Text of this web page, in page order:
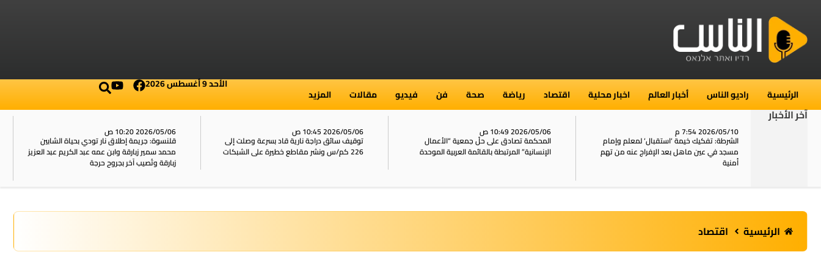
الرئيسية راديو الناس أخبار العالم اخبار محلية اقتصاد رياضة صحة فن فيديو مقالات المزيد
الأحد 9 أغسطس 2026
آخر الأخبار
2026/05/10 7:54 م
الشرطة: تفكيك خيمة ‘استقبال‘ لمعلم وإمام
مسجد في عين ماهل بعد الإفراج عنه من تهم
أمنية
2026/05/06 10:49 ص
المحكمة تصادق على حلّ جمعية “الأعمال
الإنسانية” المرتبطة بالقائمة العربية الموحدة
2026/05/06 10:45 ص
توقيف سائق دراجة نارية قاد بسرعة وصلت إلى
226 كم/س ونشر مقاطع خطيرة على الشبكات
2026/05/06 10:20 ص
قلنسوة: جريمة إطلاق نار تودي بحياة الشابين
محمد سمير زبارقة وابن عمه عبد الكريم عبد العزيز
زبارقة وتُصيب آخر بجروح حرجة
الرئيسية اقتصاد